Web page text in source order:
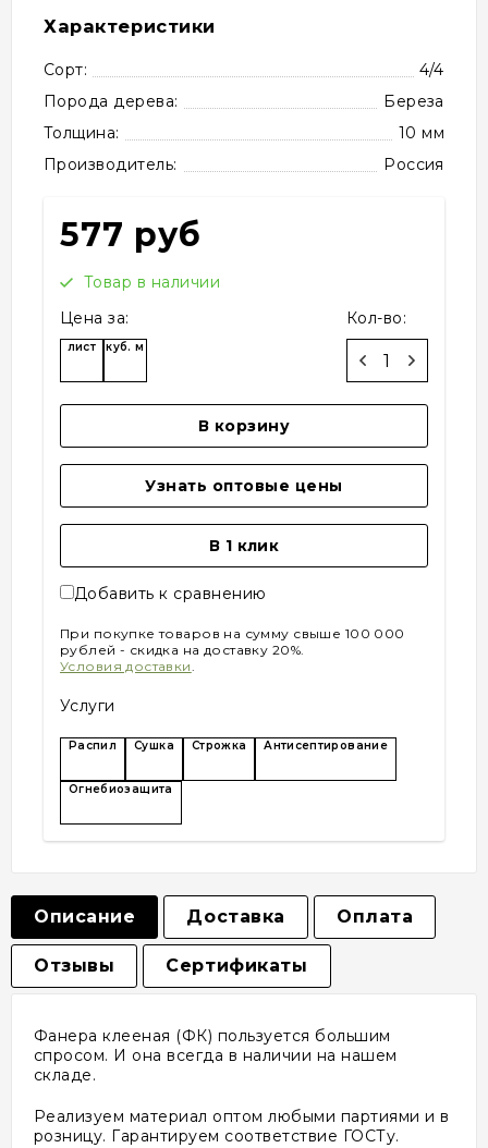
Характеристики
Сорт:
4/4
Порода дерева:
Береза
Толщина:
10 мм
Производитель:
Россия
577 руб
Товар в наличии
Цена за:
лист куб. м
Кол-во:
В корзину
Узнать оптовые цены
В 1 клик
Добавить к сравнению
При покупке товаров на сумму свыше 100 000
рублей - скидка на доставку 20%.
Условия доставки.
Услуги
Распил Сушка Строжка Антисептирование
Огнебиозащита
Описание Доставка Оплата
Отзывы Сертификаты
Фанера клееная (ФК) пользуется большим
спросом. И она всегда в наличии на нашем
складе.
Реализуем материал оптом любыми партиями и в
розницу. Гарантируем соответствие ГОСТу.